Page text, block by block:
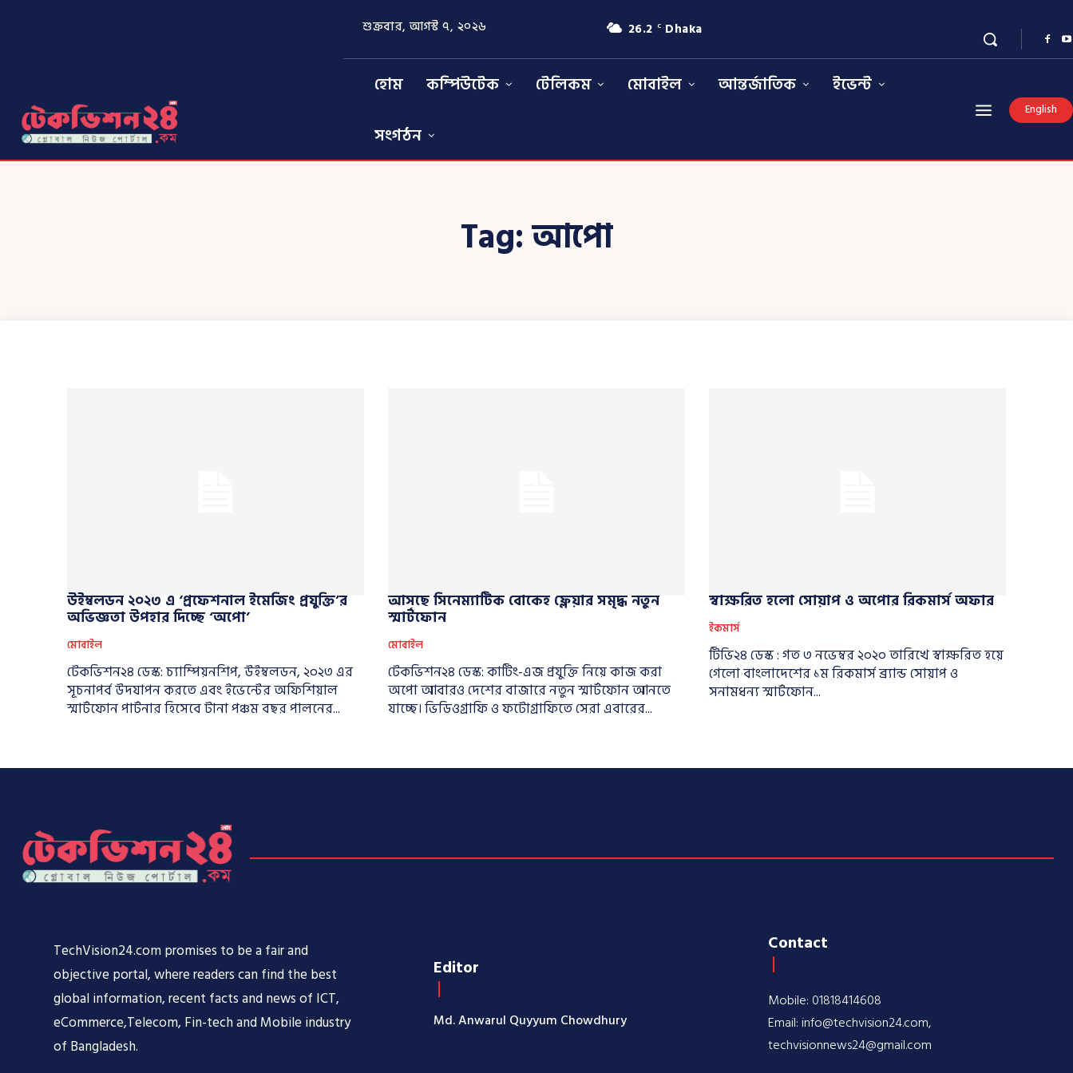
শুক্রবার, আগস্ট ৭, ২০২৬ 26.2 C Dhaka
হোম কম্পিউটেক টেলিকম মোবাইল আন্তর্জাতিক
ইভেন্ট
সংগঠন
English
Tag:আপো
উইম্বলডন ২০২৩ এ ‘প্রফেশনাল ইমেজিং প্রযুক্তি’র
অভিজ্ঞতা উপহার দিচ্ছে ‘অপো’
মোবাইল
টেকভিশন২৪ ডেস্ক: চ্যাম্পিয়নশিপ, উইম্বলডন, ২০২৩ এর
সূচনাপর্ব উদযাপন করতে এবং ইভেন্টের অফিশিয়াল
স্মার্টফোন পার্টনার হিসেবে টানা পঞ্চম বছর পালনের...
আসছে সিনেম্যাটিক বোকেহ ফ্লেয়ার সমৃদ্ধ নতুন
স্মার্টফোন
মোবাইল
টেকভিশন২৪ ডেস্ক: কাটিং-এজ প্রযুক্তি নিয়ে কাজ করা
অপো আবারও দেশের বাজারে নতুন স্মার্টফোন আনতে
যাচ্ছে। ভিডিওগ্রাফি ও ফটোগ্রাফিতে সেরা এবারের...
স্বাক্ষরিত হলো সোয়াপ ও অপোর রিকমার্স অফার
ইকমার্স
টিভি২৪ ডেস্ক : গত ৩ নভেম্বর ২০২০ তারিখে স্বাক্ষরিত হয়ে
গেলো বাংলাদেশের ১ম রিকমার্স ব্র্যান্ড সোয়াপ ও
সনামধন্য স্মার্টফোন...
TechVision24.com promises to be a fair and
objective portal, where readers can find the best
global information, recent facts and news of ICT,
eCommerce,Telecom, Fin-tech and Mobile industry
of Bangladesh.
Editor
Md. Anwarul Quyyum Chowdhury
Contact
Mobile: 01818414608
Email: info@techvision24.com,
techvisionnews24@gmail.com